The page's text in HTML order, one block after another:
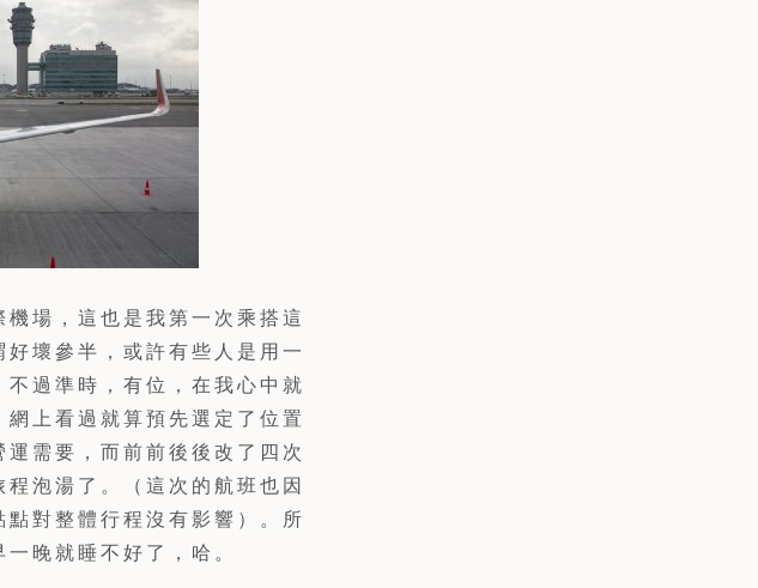
場，這也是我第一次乘搭這
壞參半，或許有些人是用一
過準時，有位，在我心中就
上看過就算預先選定了位置
需要，而前前後後改了四次
泡湯了。（這次的航班也因
對整體行程沒有影響）。所
晚就睡不好了，哈。